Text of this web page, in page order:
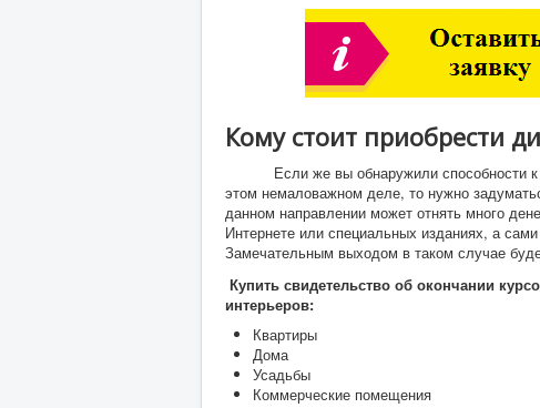
Кому стоит приобрести
Если же вы обнаружили способности к
этом немаловажном деле, то нужно
данном направлении может отнять много
Интернете или специальных изданиях, а
Замечательным выходом в таком случае
Купить свидетельство об окончании
интерьеров:
Квартиры
Дома
Усадьбы
Коммерческие помещения